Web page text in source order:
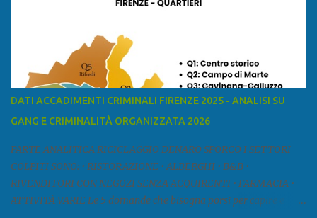
a est con le province di Pistoia e di Firenze, a sud con la provincia di
Lucca Ÿ la Versilia Ÿ la Media Valle del Serchio Ÿ la Garfagnana
Fonte: wikipedia Presenze mafiose e criminali (principali) Le
presenze mafiose in provincia sono assai rilevanti. Si segnala che
nella relazione del 2001 della Commissione parlamentare
Livorno e Lucca agiscono i clan dei Fedele...” Dalla ricerc...
DATI ACCADIMENTI CRIMINALI FIRENZE 2025 - ANALISI SU
GANG E CRIMINALITÀ ORGANIZZATA 2026
PARTE ANALITICA RICICLAGGIO DENARO SPORCO I SETTORI
COLPITI SONO: • RISTORAZIONE • ALBERGHI • B&B •
RIVENDITORI CON NEGOZI SENZA ACQUIRENTI • FARMACIA •
ATTIVITÀ VARIE Le 5 domande che bisogna porsi per capire e